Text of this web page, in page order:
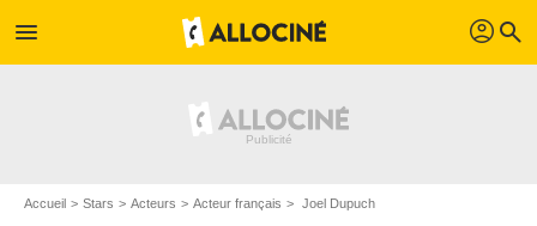
menu profil search
Accueil Stars Acteurs Acteur français Joel Dupuch